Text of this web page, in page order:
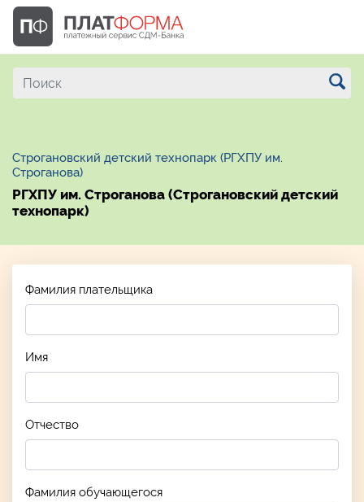
Строгановский детский технопарк (РГХПУ им.
Строганова)
РГХПУ им. Строганова (Строгановский детский
технопарк)
Фамилия плательщика
Имя
Отчество
Фамилия обучающегося